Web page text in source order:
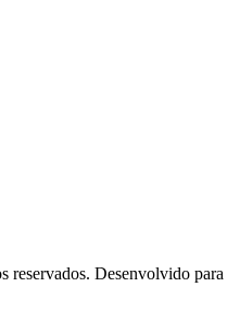
Desenvolvido para